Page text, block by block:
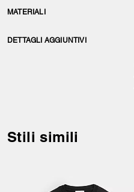
MATERIALI
DETTAGLI AGGIUNTIVI
Stili simili